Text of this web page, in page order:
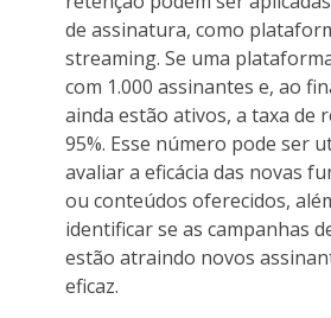
de assinatura, como
streaming. Se uma
com 1.000 assinantes e, ao
ainda estão ativos, a taxa de
95%. Esse número pode ser
avaliar a eficácia das novas
ou conteúdos oferecidos,
identificar se as campanhas
estão atraindo novos
eficaz.